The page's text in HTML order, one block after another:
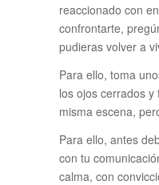
reaccionado con
confrontarte,
pudieras volver a
Para ello, toma
los ojos cerrados
misma escena,
Para ello, antes
con tu
calma, con